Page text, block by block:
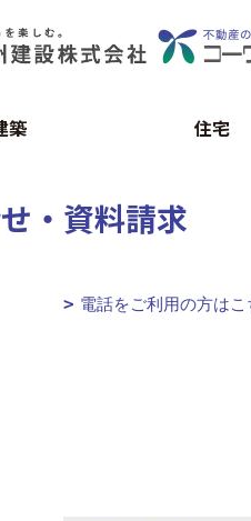
築 住宅
・資料請求
電話をご利用の方はこ